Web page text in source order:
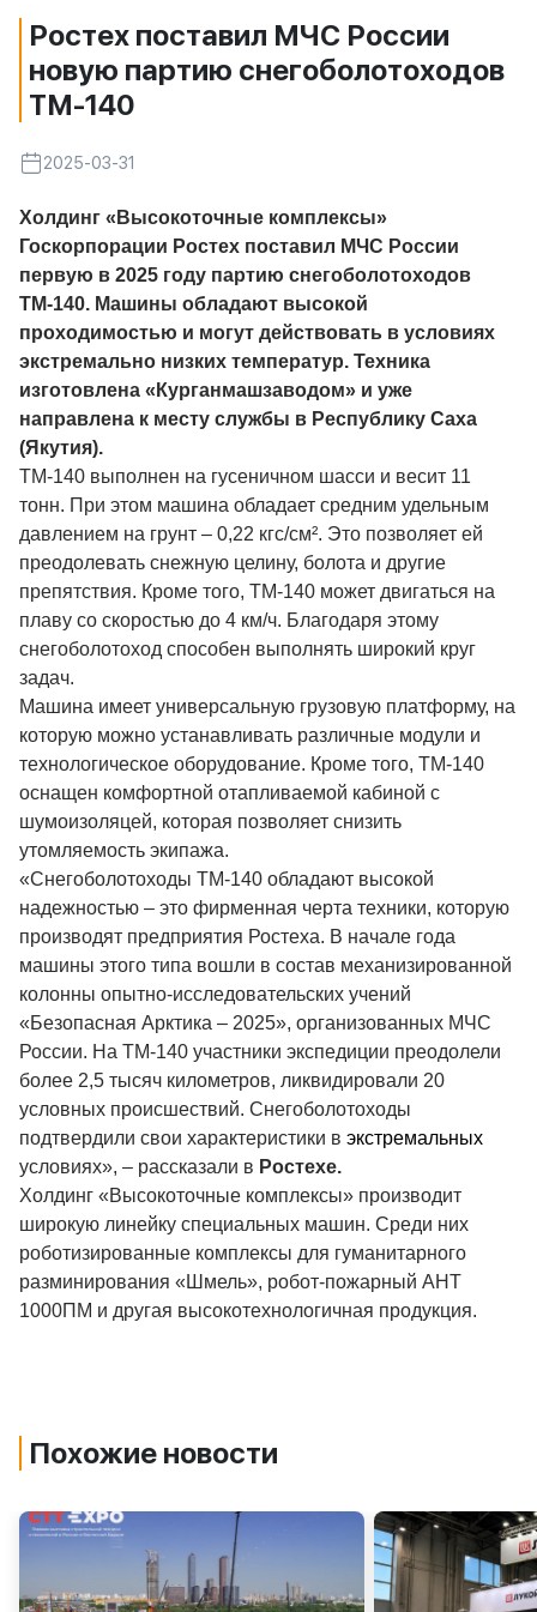
Ростех поставил МЧС России
новую партию снегоболотоходов
ТМ-140
2025-03-31
Холдинг «Высокоточные комплексы»
Госкорпорации Ростех поставил МЧС России
первую в 2025 году партию снегоболотоходов
ТМ-140. Машины обладают высокой
проходимостью и могут действовать в условиях
экстремально низких температур. Техника
изготовлена «Курганмашзаводом» и уже
направлена к месту службы в Республику Саха
(Якутия).
ТМ-140 выполнен на гусеничном шасси и весит 11
тонн. При этом машина обладает средним удельным
давлением на грунт – 0,22 кгс/см². Это позволяет ей
преодолевать снежную целину, болота и другие
препятствия. Кроме того, ТМ-140 может двигаться на
плаву со скоростью до 4 км/ч. Благодаря этому
снегоболотоход способен выполнять широкий круг
задач.
Машина имеет универсальную грузовую платформу, на
которую можно устанавливать различные модули и
технологическое оборудование. Кроме того, ТМ-140
оснащен комфортной отапливаемой кабиной с
шумоизоляцей, которая позволяет снизить
утомляемость экипажа.
«Снегоболотоходы ТМ-140 обладают высокой
надежностью – это фирменная черта техники, которую
производят предприятия Ростеха. В начале года
машины этого типа вошли в состав механизированной
колонны опытно-исследовательских учений
«Безопасная Арктика – 2025», организованных МЧС
России. На ТМ-140 участники экспедиции преодолели
более 2,5 тысяч километров, ликвидировали 20
условных происшествий. Снегоболотоходы
подтвердили свои характеристики в экстремальных
условиях», – рассказали в Ростехе.
Холдинг «Высокоточные комплексы» производит
широкую линейку специальных машин. Среди них
роботизированные комплексы для гуманитарного
разминирования «Шмель», робот-пожарный АНТ
1000ПМ и другая высокотехнологичная продукция.
Похожие новости